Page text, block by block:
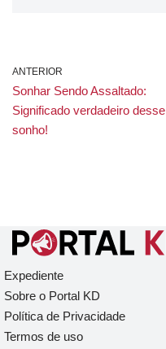
ANTERIOR
Sonhar Sendo Assaltado:
Significado verdadeiro desse
sonho!
Expediente
Sobre o Portal KD
Política de Privacidade
Termos de uso